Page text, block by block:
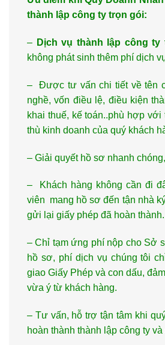
thành lập công ty trọn gói:
– Dịch vụ thành lập công ty
không phát sinh thêm phí dịch
– Được tư vấn chi tiết về tên
nghề, vốn điều lệ, điều kiện
khai thuế, kế toán..phù hợp
thù kinh doanh của quý khách
– Giải quyết hồ sơ nhanh
– Khách hàng không cần đi
viên mang hồ sơ đến tận nhà
gửi lại giấy phép đã hoàn thành.
– Chỉ tạm ứng phí nộp cho Sở
hồ sơ, phí dịch vụ chúng tôi
giao Giấy Phép và con dấu,
vừa ý từ khách hàng.
– Tư vấn, hỗ trợ tận tâm khi
hoàn thành thành lập công ty